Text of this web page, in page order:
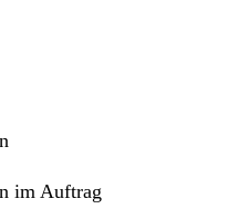
im Auftrag